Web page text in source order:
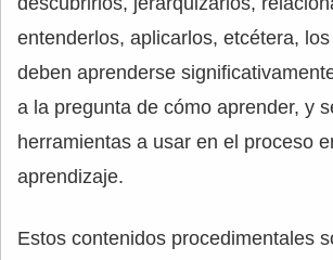
entenderlos, aplicarlos, etcétera,
deben aprenderse
a la pregunta de cómo aprender, y
herramientas a usar en el proceso
aprendizaje.
Estos contenidos procedimentales